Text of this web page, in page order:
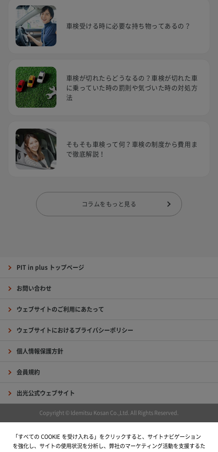
車検受ける時に必要な持ち物ってあるの？
車検が切れたらどうなるの？車検が切れた車
に乗っていた時の罰則や気づいた時の対処方
法
そもそも車検って何？車検の制度から費用ま
で徹底解説！
コラムをもっと見る
PIT in plus トップページ
お問い合わせ
ウェブサイトのご利用にあたって
ウェブサイトにおけるプライバシーポリシー
個人情報保護方針
会員規約
出光公式ウェブサイト
Copyright © Idemitsu Kosan Co.,Ltd. All Rights Reserved.
「すべての COOKIE を受け入れる」をクリックすると、サイトナビゲーション
を強化し、サイトの使用状況を分析し、弊社のマーケティング活動を支援するた